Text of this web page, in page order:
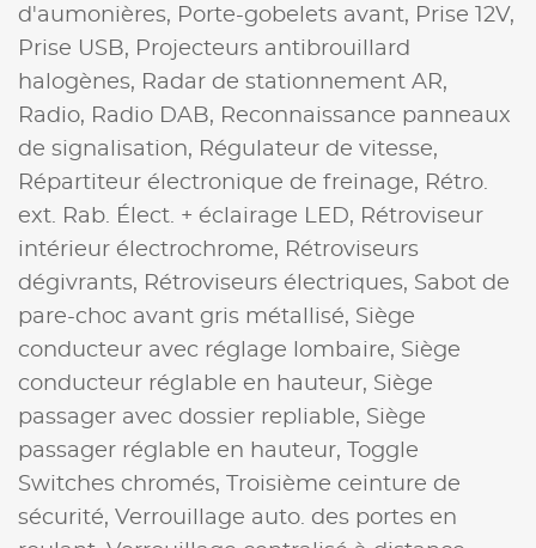
d'aumonières, Porte-gobelets avant, Prise 12V,
Prise USB, Projecteurs antibrouillard
halogènes, Radar de stationnement AR,
Radio, Radio DAB, Reconnaissance panneaux
de signalisation, Régulateur de vitesse,
Répartiteur électronique de freinage, Rétro.
ext. Rab. Élect. + éclairage LED, Rétroviseur
intérieur électrochrome, Rétroviseurs
dégivrants, Rétroviseurs électriques, Sabot de
pare-choc avant gris métallisé, Siège
conducteur avec réglage lombaire, Siège
conducteur réglable en hauteur, Siège
passager avec dossier repliable, Siège
passager réglable en hauteur,
Toggle
Switches chromés,
Troisième ceinture de
sécurité, Verrouillage auto. des portes en